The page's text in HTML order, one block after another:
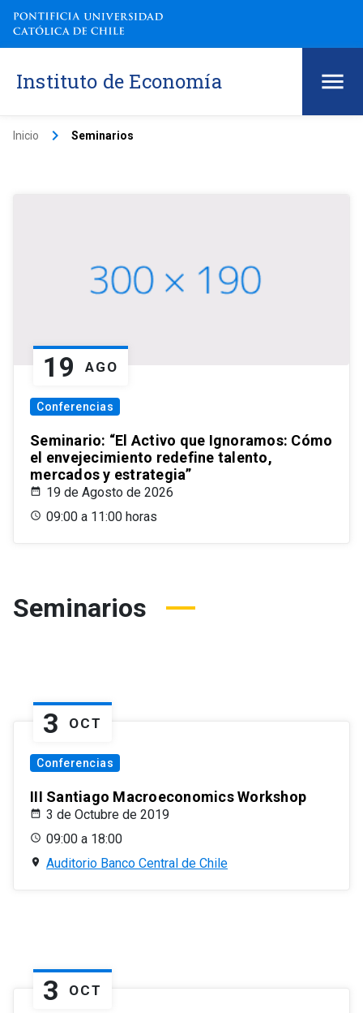
Instituto de Economía
Inicio keyboard_arrow_right Seminarios
19 AGO
Conferencias
Seminario: “El Activo que Ignoramos: Cómo
el envejecimiento redefine talento,
mercados y estrategia”
19 de Agosto de 2026
09:00 a 11:00 horas
Seminarios
3 OCT
Conferencias
III Santiago Macroeconomics Workshop
3 de Octubre de 2019
09:00 a 18:00
Auditorio Banco Central de Chile
3 OCT